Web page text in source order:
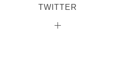
TWITTER